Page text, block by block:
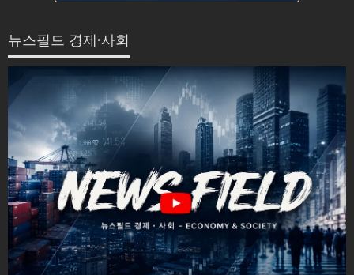
뉴스필드 경제·사회